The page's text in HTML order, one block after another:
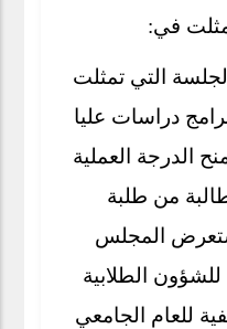
في:
التي تمثلت
دراسات عليا
الدرجة العملية
وطالبة من طلبة
المجلس
للشؤون الطلابية
للعام الجامعي